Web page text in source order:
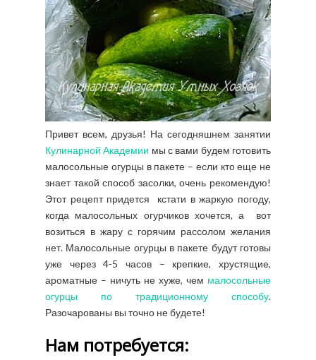
Привет всем, друзья! На сегодняшнем занятии
Кулинарной Академии мы с вами будем готовить
малосольные огурцы в пакете – если кто еще не
знает такой способ засолки, очень рекомендую!
Этот рецепт придется кстати в жаркую погоду,
когда малосольных огурчиков хочется, а вот
возиться в жару с горячим рассолом желания
нет. Малосольные огурцы в пакете будут готовы
уже через 4-5 часов – крепкие, хрустящие,
ароматные – ничуть не хуже, чем малосольные
огурцы по традиционному способу.
Разочарованы вы точно не будете!
Нам потребуется: